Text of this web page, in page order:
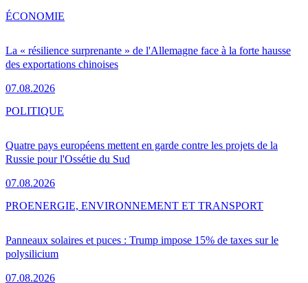
La « résilience surprenante » de l'Allemagne face à la forte hausse
des exportations chinoises
07.08.2026
ÉCONOMIE
Quatre pays européens mettent en garde contre les projets de la
Russie pour l'Ossétie du Sud
07.08.2026
POLITIQUE
Panneaux solaires et puces : Trump impose 15% de taxes sur le
polysilicium
07.08.2026
PROENERGIE, ENVIRONNEMENT ET TRANSPORT